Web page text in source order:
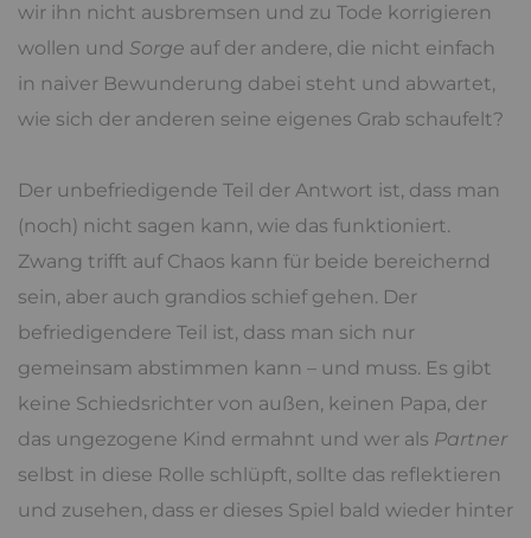
wir ihn nicht ausbremsen und zu Tode korrigieren
wollen und Sorge auf der andere, die nicht einfach
in naiver Bewunderung dabei steht und abwartet,
wie sich der anderen seine eigenes Grab schaufelt?
Der unbefriedigende Teil der Antwort ist, dass man
(noch) nicht sagen kann, wie das funktioniert.
Zwang trifft auf Chaos kann für beide bereichernd
sein, aber auch grandios schief gehen. Der
befriedigendere Teil ist, dass man sich nur
gemeinsam abstimmen kann – und muss. Es gibt
keine Schiedsrichter von außen, keinen Papa, der
das ungezogene Kind ermahnt und wer als Partner
selbst in diese Rolle schlüpft, sollte das reflektieren
und zusehen, dass er dieses Spiel bald wieder hinter